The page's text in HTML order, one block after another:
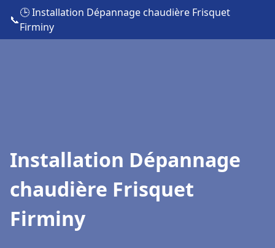
📞
🕒 Installation Dépannage chaudière Frisquet
Firminy
Installation Dépannage
chaudière Frisquet
Firminy